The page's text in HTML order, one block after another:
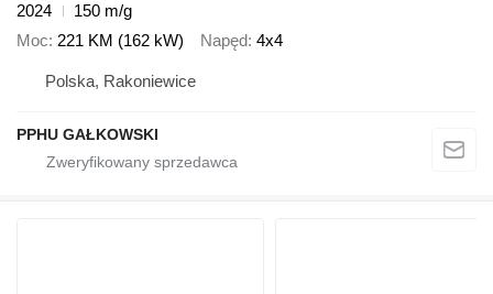
2024
150 m/g
Moc 221 KM (162 kW) Napęd 4x4
Polska, Rakoniewice
PPHU GAŁKOWSKI